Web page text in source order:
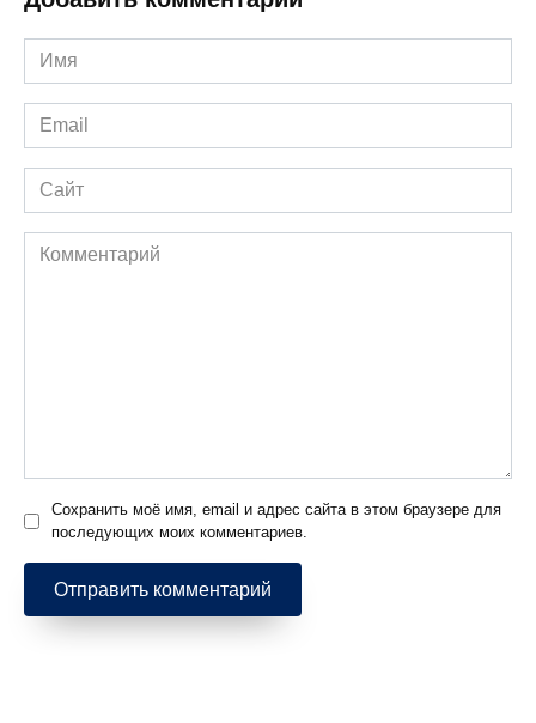
Имя
*
Email
*
Сайт
Комментарий
Сохранить моё имя, email и адрес сайта в этом браузере для
последующих моих комментариев.